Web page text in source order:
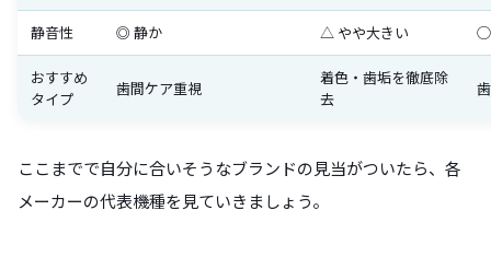
静音性 ◎ 静か △ やや大きい ◯
おすすめ
タイプ
歯間ケア重視
着色・歯垢を徹底除
去
ここまでで自分に合いそうなブランドの見当がついたら、各
メーカーの代表機種を見ていきましょう。